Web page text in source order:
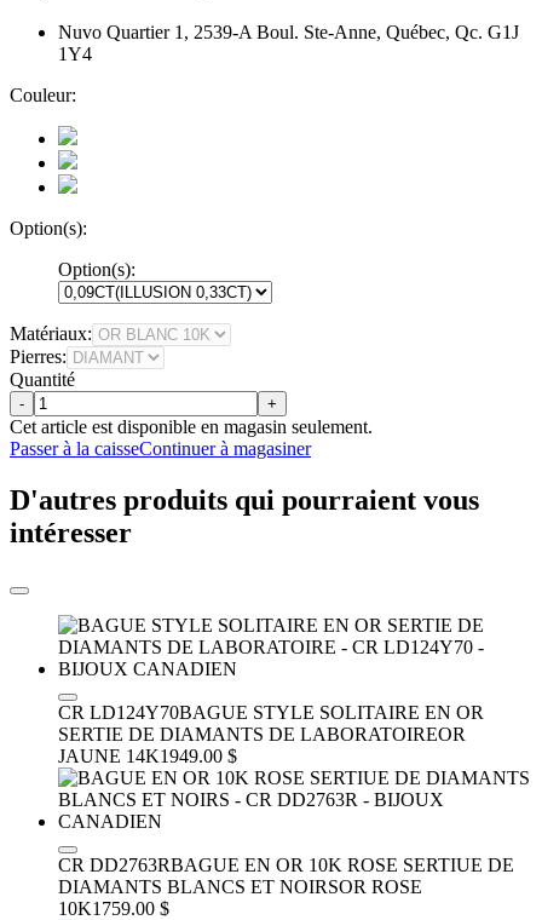
Nuvo Quartier 1, 2539-A Boul. Ste-Anne, Québec, Qc. G1J
1Y4
Couleur:
Option(s):
Option(s):
Matériaux:
Pierres:
Quantité
- +
Cet article est disponible en magasin seulement.
Passer à la caisseContinuer à magasiner
D'autres produits qui pourraient vous
intéresser
CR LD124Y70BAGUE STYLE SOLITAIRE EN OR
SERTIE DE DIAMANTS DE LABORATOIREOR
JAUNE 14K1949.00 $
CR DD2763RBAGUE EN OR 10K ROSE SERTIUE DE
DIAMANTS BLANCS ET NOIRSOR ROSE
10K1759.00 $